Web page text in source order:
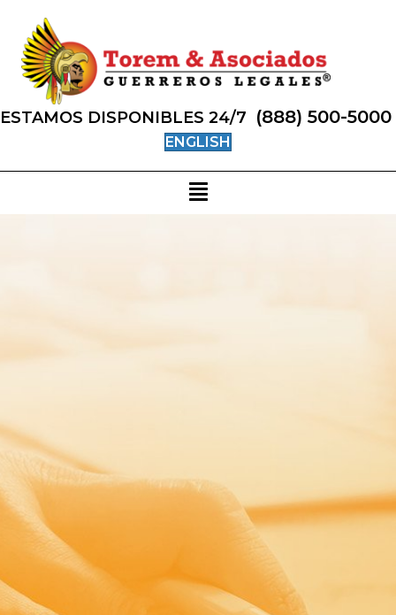
ESTAMOS DISPONIBLES 24/7 (888) 500-5000
ENGLISH